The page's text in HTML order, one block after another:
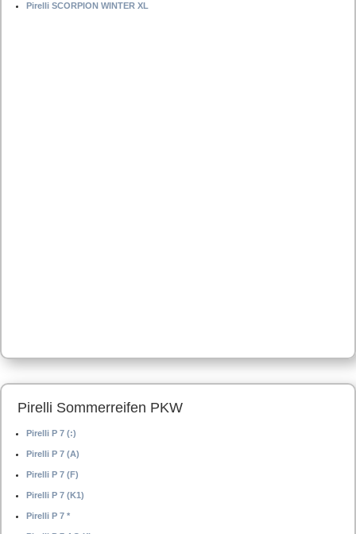
Pirelli SCORPION WINTER XL
Pirelli Sommerreifen PKW
Pirelli P 7 (:)
Pirelli P 7 (A)
Pirelli P 7 (F)
Pirelli P 7 (K1)
Pirelli P 7 *